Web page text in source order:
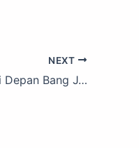
NEXT
Bukan Sekadar Follower: Menjemput Nyali di Depan Bang J.S. Khairen